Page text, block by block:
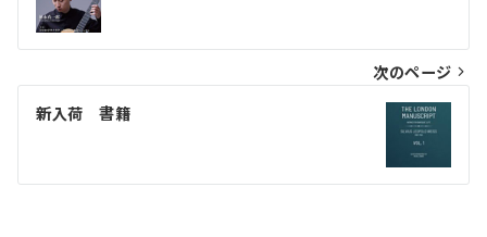
ナ
ビ
ゲ
シ
次のページ
新入荷 書籍